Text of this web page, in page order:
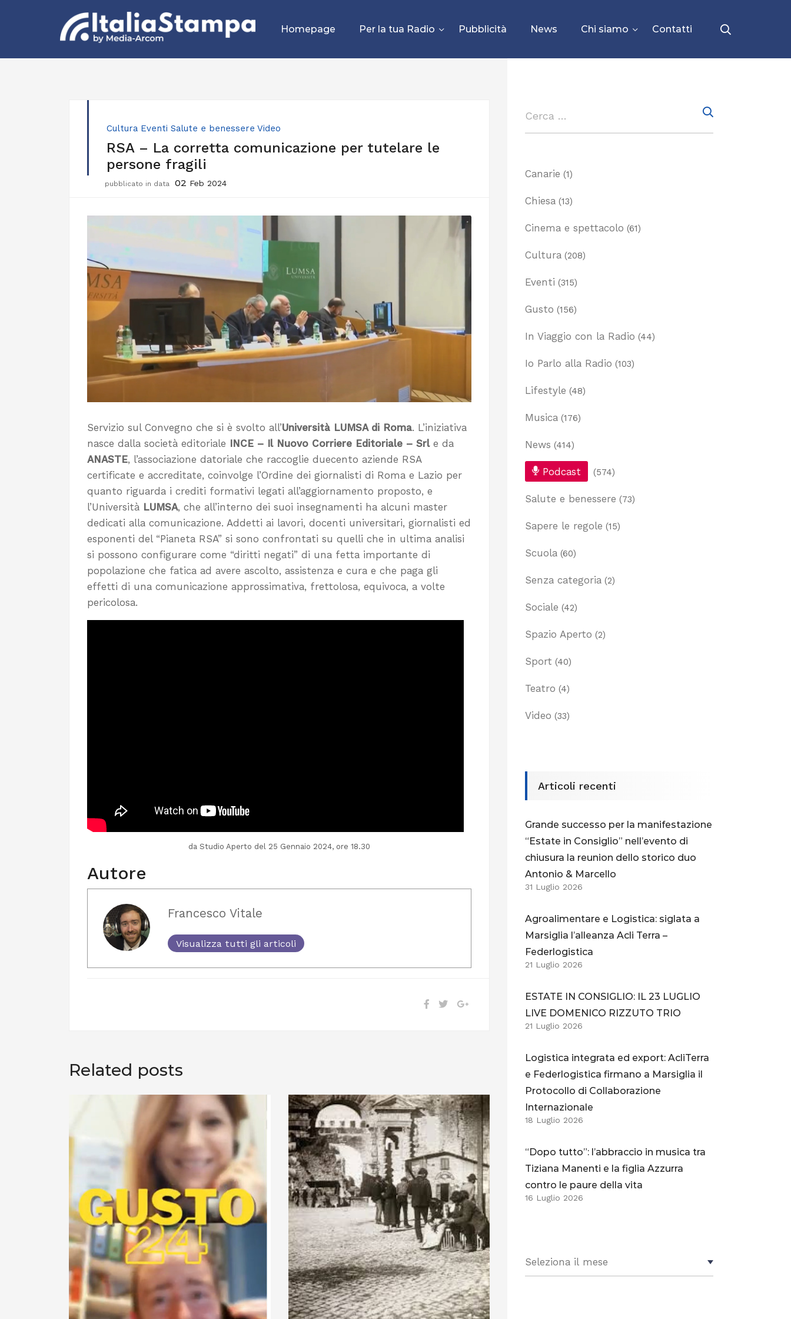
Homepage Per la tua Radio Pubblicità News Chi siamo Contatti
Cultura Eventi Salute e benessere Video
RSA – La corretta comunicazione per tutelare le
persone fragili
pubblicato in data 02 Feb 2024
Servizio sul Convegno che si è svolto all’Università LUMSA di Roma. L’iniziativa
nasce dalla società editoriale INCE – Il Nuovo Corriere Editoriale – Srle da
ANASTE, l’associazione datoriale che raccoglie duecento aziende RSA
certificate e accreditate, coinvolge l’Ordine dei giornalisti di Roma e Lazio per
quanto riguarda i crediti formativi legati all’aggiornamento proposto, e
l’Università LUMSA, che all’interno dei suoi insegnamenti ha alcuni master
dedicati alla comunicazione. Addetti ai lavori, docenti universitari, giornalisti ed
esponenti del “Pianeta RSA” si sono confrontati su quelli che in ultima analisi
si possono configurare come “diritti negati” di una fetta importante di
popolazione che fatica ad avere ascolto, assistenza e cura e che paga gli
effetti di una comunicazione approssimativa, frettolosa, equivoca, a volte
pericolosa.
da Studio Aperto del 25 Gennaio 2024, ore 18.30
Autore
Francesco Vitale
Visualizza tutti gli articoli
Related posts
Canarie (1)
Chiesa (13)
Cinema e spettacolo (61)
Cultura (208)
Eventi (315)
Gusto (156)
In Viaggio con la Radio (44)
Io Parlo alla Radio (103)
Lifestyle (48)
Musica (176)
News (414)
Podcast (574)
Salute e benessere (73)
Sapere le regole (15)
Scuola (60)
Senza categoria (2)
Sociale (42)
Spazio Aperto (2)
Sport (40)
Teatro (4)
Video (33)
Articoli recenti
Grande successo per la manifestazione
“Estate in Consiglio” nell’evento di
chiusura la reunion dello storico duo
Antonio & Marcello
31 Luglio 2026
Agroalimentare e Logistica: siglata a
Marsiglia l’alleanza Acli Terra –
Federlogistica
21 Luglio 2026
ESTATE IN CONSIGLIO: IL 23 LUGLIO
LIVE DOMENICO RIZZUTO TRIO
21 Luglio 2026
Logistica integrata ed export: AcliTerra
e Federlogistica firmano a Marsiglia il
Protocollo di Collaborazione
Internazionale
18 Luglio 2026
“Dopo tutto”: l’abbraccio in musica tra
Tiziana Manenti e la figlia Azzurra
contro le paure della vita
16 Luglio 2026